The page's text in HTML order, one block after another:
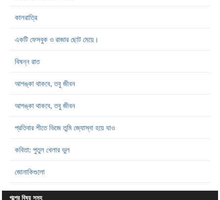
কালরাত্রি
একটি ফেসবুক ও রাজার ছোট মেয়ে।
বিষন্ন রাত
আশঙ্কা থাকবে, তবু জীবন
আশঙ্কা থাকবে, তবু জীবন
প্রতিবার শীতে ভিজে তুমি জ্যোস্না হয়ে যাও
কবিতা: পুতুল খেলার ভুল
জোনাকিগুলো
গল্পের বিষয় সমূহ